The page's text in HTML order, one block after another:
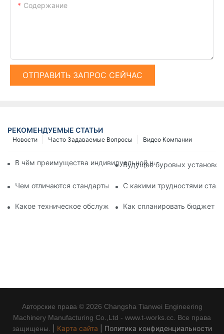
Содержание
ОТПРАВИТЬ ЗАПРОС СЕЙЧАС
РЕКОМЕНДУЕМЫЕ СТАТЬИ
Видео Компании
Часто Задаваемые Вопросы
Новости
В чём преимущества индивидуальной настройки
Будущее буровых
Чем отличаются стандарты оборудования для свайных
С какими трудностями
Какое техническое обслуживание требуется
Как спланировать бюджет
Авторские права © 2026 Changsha Tianwei Engineering
Machinery Manufacturing Co.,Ltd - www.t-works.cc. Все права
защищены.
Карта сайта Политика конфиденциальности